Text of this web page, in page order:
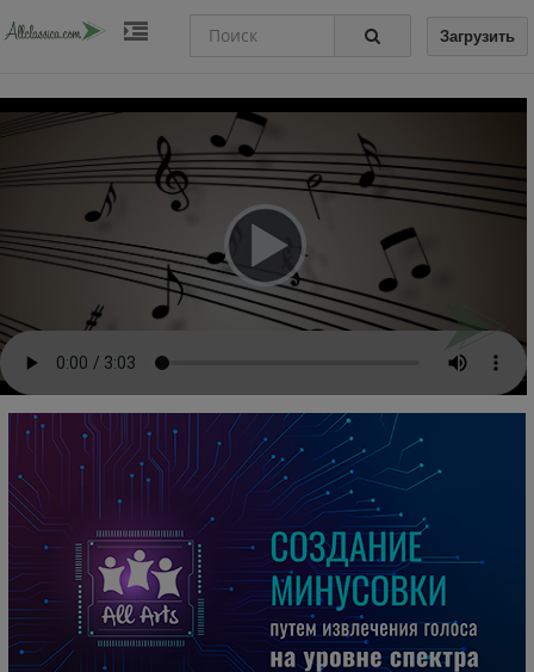
Загрузить